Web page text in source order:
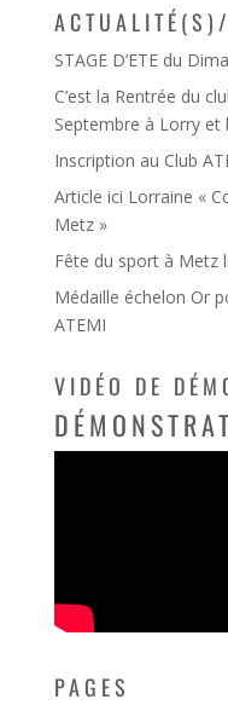
STAGE D’ETE du
C’est la Rentrée du
Septembre à Lorry
Inscription au Club
Article ici Lorraine «
Metz »
Fête du sport à Metz
Médaille échelon Or
ATEMI
VIDÉO DE
PAGES